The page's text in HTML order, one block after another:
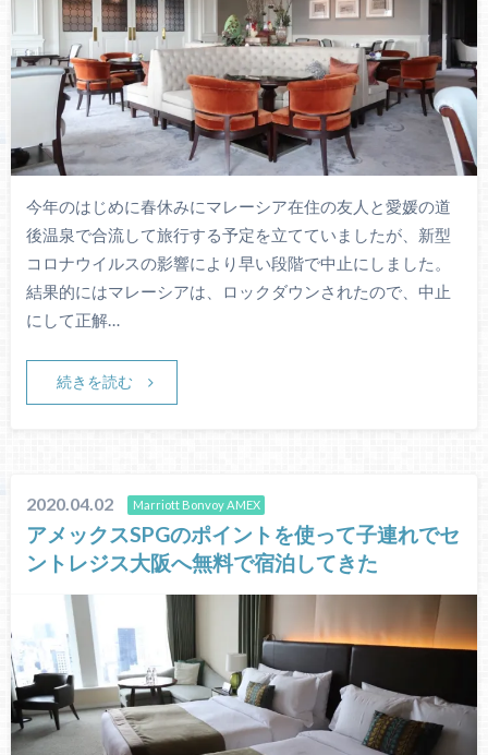
今年のはじめに春休みにマレーシア在住の友人と愛媛の道
後温泉で合流して旅行する予定を立てていましたが、新型
コロナウイルスの影響により早い段階で中止にしました。
結果的にはマレーシアは、ロックダウンされたので、中止
にして正解…
続きを読む
2020.04.02 Marriott Bonvoy AMEX
アメックスSPGのポイントを使って子連れでセ
ントレジス大阪へ無料で宿泊してきた